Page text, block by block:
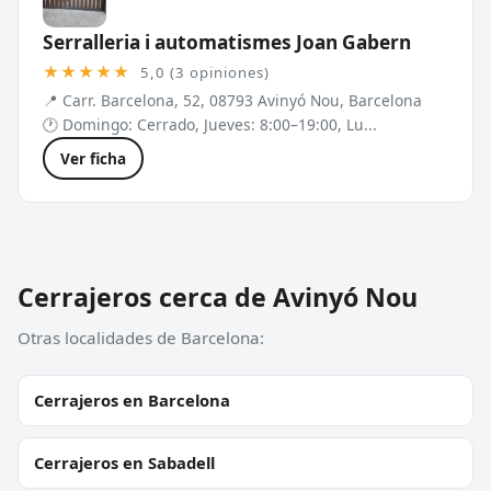
Serralleria i automatismes Joan Gabern
★★★★★ 5,0 (3 opiniones)
📍 Carr. Barcelona, 52, 08793 Avinyó Nou, Barcelona
🕐 Domingo: Cerrado, Jueves: 8:00–19:00, Lu...
Ver ficha
Cerrajeros cerca de Avinyó Nou
Otras localidades de Barcelona:
Cerrajeros en Barcelona
Cerrajeros en Sabadell